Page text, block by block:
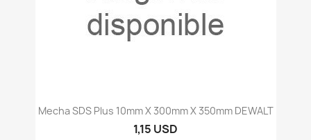
Mecha SDS Plus 10mm X 300mm X 350mm DEWALT
1,15 USD